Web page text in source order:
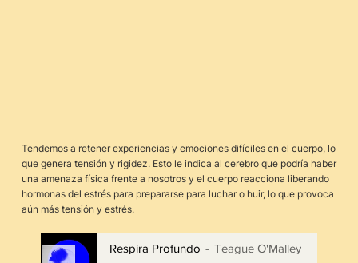
Tendemos a retener experiencias y emociones difíciles en el cuerpo, lo
que genera tensión y rigidez. Esto le indica al cerebro que podría haber
una amenaza física frente a nosotros y el cuerpo reacciona liberando
hormonas del estrés para prepararse para luchar o huir, lo que provoca
aún más tensión y estrés.
Respira Profundo
Teague O'Malley